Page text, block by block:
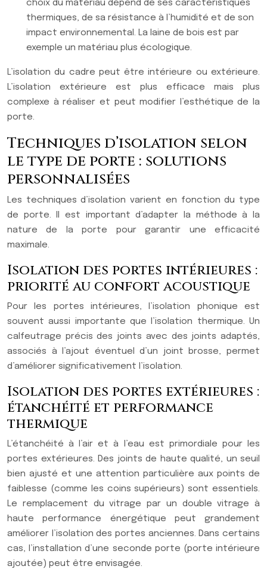
choix du matériau dépend de ses caractéristiques
thermiques, de sa résistance à l’humidité et de son
impact environnemental. La laine de bois est par
exemple un matériau plus écologique.
L’isolation du cadre peut être intérieure ou extérieure.
L’isolation extérieure est plus efficace mais plus
complexe à réaliser et peut modifier l’esthétique de la
porte.
Techniques d’isolation selon
le type de porte : solutions
personnalisées
Les techniques d’isolation varient en fonction du type
de porte. Il est important d’adapter la méthode à la
nature de la porte pour garantir une efficacité
maximale.
Isolation des portes intérieures :
priorité au confort acoustique
Pour les portes intérieures, l’isolation phonique est
souvent aussi importante que l’isolation thermique. Un
calfeutrage précis des joints avec des joints adaptés,
associés à l’ajout éventuel d’un joint brosse, permet
d’améliorer significativement l’isolation.
Isolation des portes extérieures :
étanchéité et performance
thermique
L’étanchéité à l’air et à l’eau est primordiale pour les
portes extérieures. Des joints de haute qualité, un seuil
bien ajusté et une attention particulière aux points de
faiblesse (comme les coins supérieurs) sont essentiels.
Le remplacement du vitrage par un double vitrage à
haute performance énergétique peut grandement
améliorer l’isolation des portes anciennes. Dans certains
cas, l’installation d’une seconde porte (porte intérieure
ajoutée) peut être envisagée.